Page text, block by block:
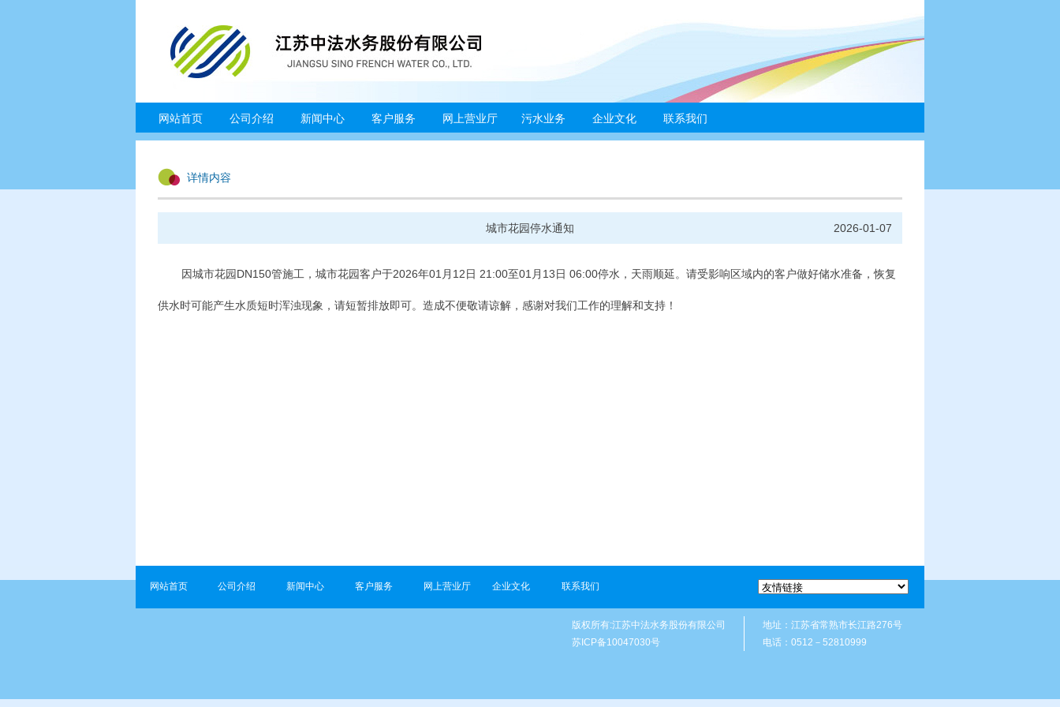
网站首页 公司介绍 新闻中心 客户服务 网上营业厅 污水业务 企业文化 联系我们
详情内容
城市花园停水通知 2026-01-07
因城市花园DN150管施工，城市花园客户于2026年01月12日 21:00至01月13日 06:00停水，天雨顺延。请受影响区域内的客户做好储水准备，恢复
供水时可能产生水质短时浑浊现象，请短暂排放即可。造成不便敬请谅解，感谢对我们工作的理解和支持！
网站首页 公司介绍 新闻中心 客户服务 网上营业厅 企业文化 联系我们
版权所有:江苏中法水务股份有限公司
苏ICP备10047030号
地址：江苏省常熟市长江路276号
电话：0512－52810999